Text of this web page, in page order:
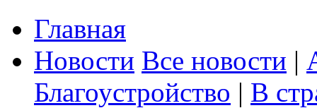
Главная
Новости Все новости |
Благоустройство | В